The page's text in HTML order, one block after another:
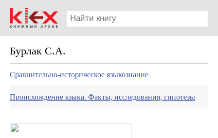
Бурлак С.А.
Cравнительно-историческое языкознание
Происхождение языка. Факты, исследования, гипотезы